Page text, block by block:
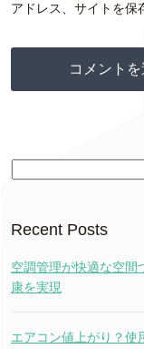
アドレス、サイトを保
Recent Posts
空調管理が快適な空間
康を実現
エアコン値上がり？使